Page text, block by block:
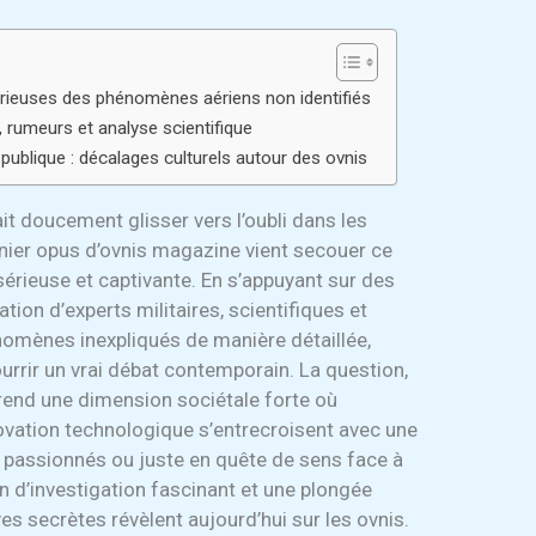
des phénomènes aériens non identifiés
et analyse scientifique
: décalages culturels autour des ovnis
doucement glisser vers l’oubli dans les
opus d’ovnis magazine vient secouer ce
et captivante. En s’appuyant sur des
d’experts militaires, scientifiques et
inexpliqués de manière détaillée,
un vrai débat contemporain. La question,
une dimension sociétale forte où
technologique s’entrecroisent avec une
ou juste en quête de sens face à
d’investigation fascinant et une plongée
secrètes révèlent aujourd’hui sur les ovnis.